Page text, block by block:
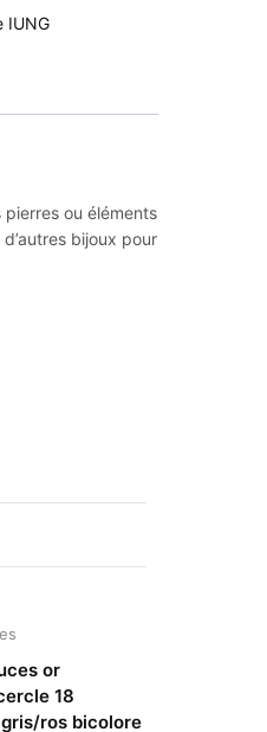
IUNG
ou éléments
bijoux pour
or
18
ros bicolore